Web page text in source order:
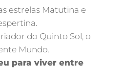
estrelas Matutina e
do Quinto Sol, o
Mundo.
para viver entre